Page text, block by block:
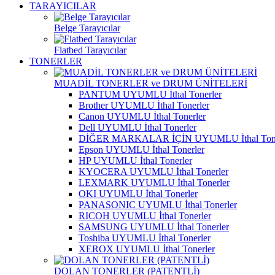
TARAYICILAR
Belge Tarayıcılar
Flatbed Tarayıcılar
TONERLER
MUADİL TONERLER ve DRUM ÜNİTELERİ
PANTUM UYUMLU İthal Tonerler
Brother UYUMLU İthal Tonerler
Canon UYUMLU İthal Tonerler
Dell UYUMLU İthal Tonerler
DİĞER MARKALAR İÇİN UYUMLU İthal
Epson UYUMLU İthal Tonerler
HP UYUMLU İthal Tonerler
KYOCERA UYUMLU İthal Tonerler
LEXMARK UYUMLU İthal Tonerler
OKI UYUMLU İthal Tonerler
PANASONIC UYUMLU İthal Tonerler
RICOH UYUMLU İthal Tonerler
SAMSUNG UYUMLU İthal Tonerler
Toshiba UYUMLU İthal Tonerler
XEROX UYUMLU İthal Tonerler
DOLAN TONERLER (PATENTLİ)